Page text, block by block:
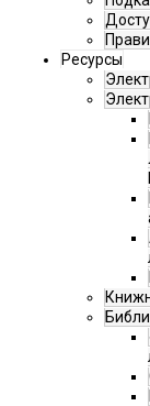
Ресурсы